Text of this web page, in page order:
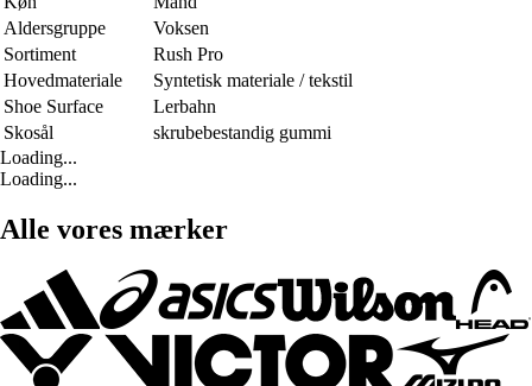
Aldersgruppe
Voksen
Sortiment
Rush Pro
Hovedmateriale
Syntetisk materiale / tekstil
Shoe Surface
Lerbahn
Skosål
skrubebestandig gummi
Loading...
Loading...
Alle vores mærker